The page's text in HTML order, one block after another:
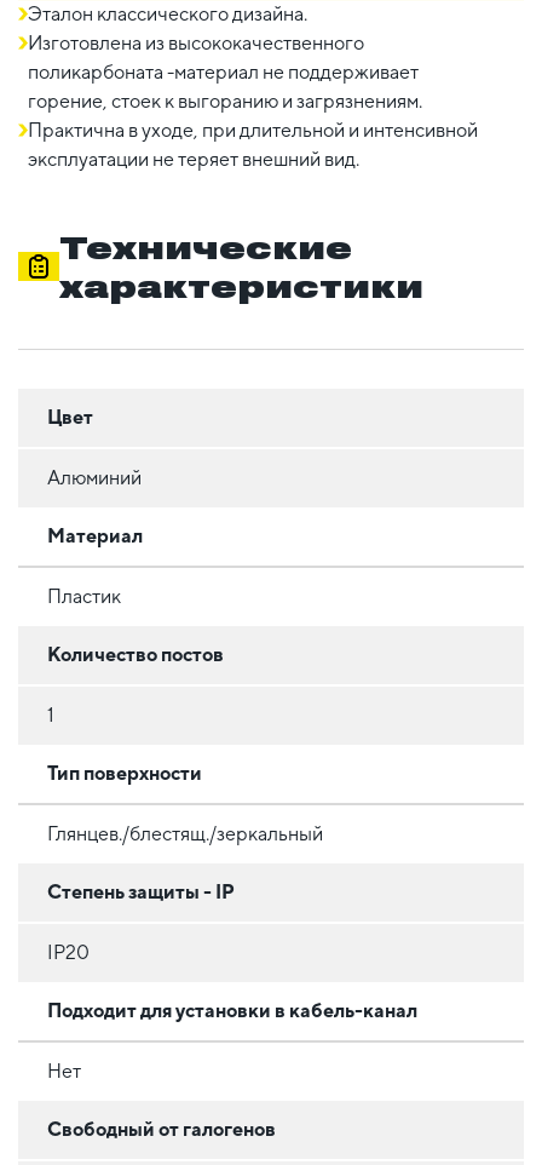
Эталон классического дизайна.
Изготовлена из высококачественного
поликарбоната -материал не поддерживает
горение, стоек к выгоранию и загрязнениям.
Практична в уходе, при длительной и интенсивной
эксплуатации не теряет внешний вид.
Технические
характеристики
Цвет
Алюминий
Материал
Пластик
Количество постов
1
Тип поверхности
Глянцев./блестящ./зеркальный
Степень защиты - IP
IP20
Подходит для установки в кабель-канал
Нет
Свободный от галогенов